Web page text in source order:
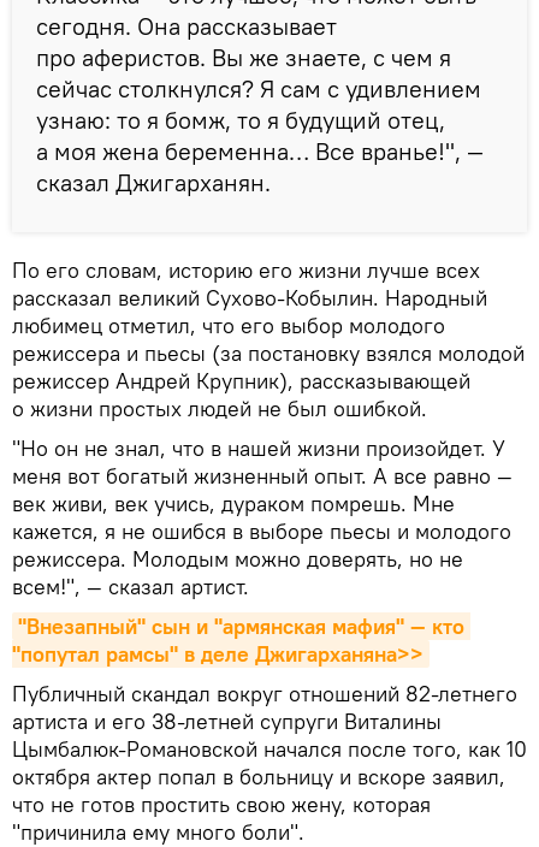
сегодня. Она рассказывает
про аферистов. Вы же знаете, с чем я
сейчас столкнулся? Я сам с удивлением
узнаю: то я бомж, то я будущий отец,
а моя жена беременна… Все вранье!", —
сказал Джигарханян.
По его словам, историю его жизни лучше всех
рассказал великий Сухово-Кобылин. Народный
любимец отметил, что его выбор молодого
режиссера и пьесы (за постановку взялся молодой
режиссер Андрей Крупник), рассказывающей
о жизни простых людей не был ошибкой.
"Но он не знал, что в нашей жизни произойдет. У
меня вот богатый жизненный опыт. А все равно —
век живи, век учись, дураком помрешь. Мне
кажется, я не ошибся в выборе пьесы и молодого
режиссера. Молодым можно доверять, но не
всем!", — сказал артист.
"Внезапный" сын и "армянская мафия" — кто
"попутал рамсы" в деле Джигарханяна>>
Публичный скандал вокруг отношений 82-летнего
артиста и его 38-летней супруги Виталины
Цымбалюк-Романовской начался после того, как 10
октября актер попал в больницу и вскоре заявил,
что не готов простить свою жену, которая
"причинила ему много боли".